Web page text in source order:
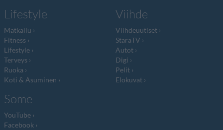
Lifestyle
Matkailu
Fitness
Lifestyle
Terveys
Ruoka
Koti & Asuminen
Viihde
Viihdeuutiset
StaraTV
Autot
Digi
Pelit
Elokuvat
Some
YouTube
Facebook